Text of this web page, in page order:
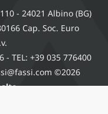
- 24021 Albino (BG)
Cap. Soc. Euro
- TEL: +39 035 776400
©2026